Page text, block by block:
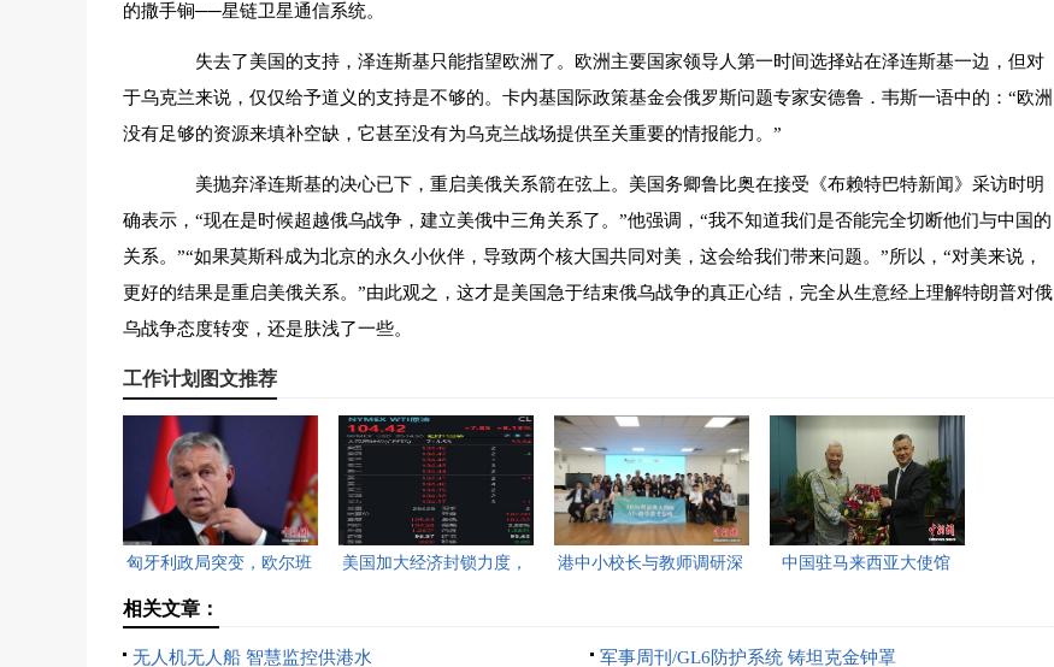
的撒手锏──星链卫星通信系统。
失去了美国的支持，泽连斯基只能指望欧洲了。欧洲主要国家领导人第一时间选择站在泽连斯基一边，但对
于乌克兰来说，仅仅给予道义的支持是不够的。卡内基国际政策基金会俄罗斯问题专家安德鲁．韦斯一语中的：“欧洲
没有足够的资源来填补空缺，它甚至没有为乌克兰战场提供至关重要的情报能力。”
美抛弃泽连斯基的决心已下，重启美俄关系箭在弦上。美国务卿鲁比奥在接受《布赖特巴特新闻》采访时明
确表示，“现在是时候超越俄乌战争，建立美俄中三角关系了。”他强调，“我不知道我们是否能完全切断他们与中国的
关系。”“如果莫斯科成为北京的永久小伙伴，导致两个核大国共同对美，这会给我们带来问题。”所以，“对美来说，
更好的结果是重启美俄关系。”由此观之，这才是美国急于结束俄乌战争的真正心结，完全从生意经上理解特朗普对俄
乌战争态度转变，还是肤浅了一些。
工作计划图文推荐
匈牙利政局突变，欧尔班
执政16年终结。
美国加大经济封锁力度，
港中小校长与教师调研深
中国驻马来西亚大使馆
相关文章：
无人机无人船 智慧监控供港水 军事周刊/GL6防护系统 铸坦克金钟罩